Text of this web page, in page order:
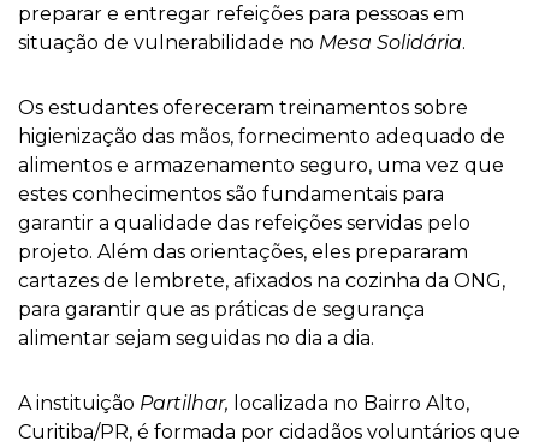
preparar e entregar refeições para pessoas em
situação de vulnerabilidade no Mesa Solidária.
Os estudantes ofereceram treinamentos sobre
higienização das mãos, fornecimento adequado de
alimentos e armazenamento seguro, uma vez que
estes conhecimentos são fundamentais para
garantir a qualidade das refeições servidas pelo
projeto. Além das orientações, eles prepararam
cartazes de lembrete, afixados na cozinha da ONG,
para garantir que as práticas de segurança
alimentar sejam seguidas no dia a dia.
A instituição Partilhar, localizada no Bairro Alto,
Curitiba/PR, é formada por cidadãos voluntários que